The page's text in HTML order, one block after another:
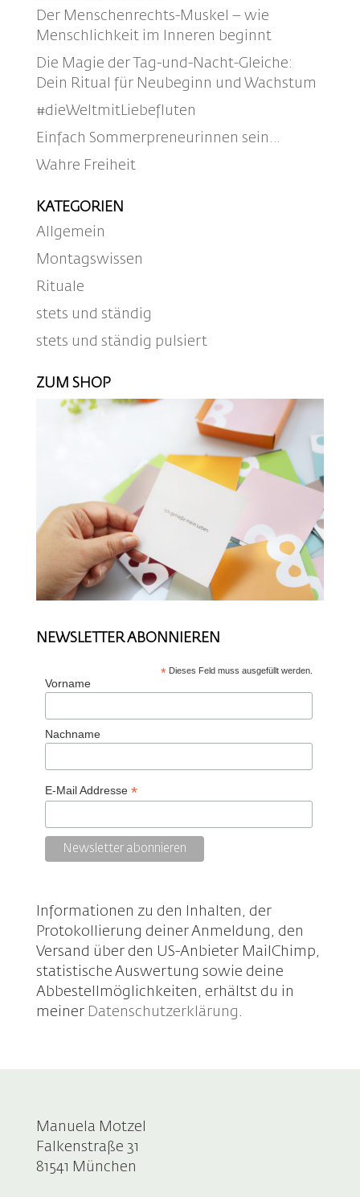
Der Menschenrechts-Muskel – wie
Menschlichkeit im Inneren beginnt
Die Magie der Tag-und-Nacht-Gleiche:
Dein Ritual für Neubeginn und Wachstum
#dieWeltmitLiebefluten
Einfach Sommerpreneurinnen sein…
Wahre Freiheit
KATEGORIEN
Allgemein
Montagswissen
Rituale
stets und ständig
stets und ständig pulsiert
ZUM SHOP
NEWSLETTER ABONNIEREN
* Dieses Feld muss ausgefüllt werden.
Vorname
Nachname
E-Mail Addresse *
Informationen zu den Inhalten, der
Protokollierung deiner Anmeldung, den
Versand über den US-Anbieter MailChimp,
statistische Auswertung sowie deine
Abbestellmöglichkeiten, erhältst du in
meiner Datenschutzerklärung .
Manuela Motzel
Falkenstraße 31
81541 München